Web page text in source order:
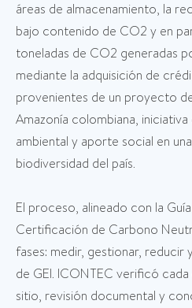
áreas de almacenamiento, la
bajo contenido de CO2 y en
toneladas de CO2 generadas
mediante la adquisición de
provenientes de un proyecto
Amazonía colombiana,
ambiental y aporte social en
biodiversidad del país.
El proceso, alineado con la
Certificación de Carbono
fases: medir, gestionar, reducir
de GEI. ICONTEC verificó
sitio, revisión documental y